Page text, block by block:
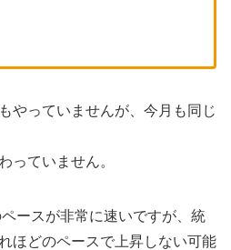
やっていませんが、今月も同じ
っていません。
ースが非常に速いですが、統
ほどのペースで上昇しない可能